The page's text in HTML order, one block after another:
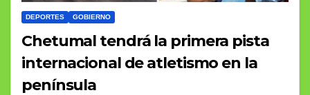
DEPORTES GOBIERNO
Chetumal tendrá la primera pista
internacional de atletismo en la
península